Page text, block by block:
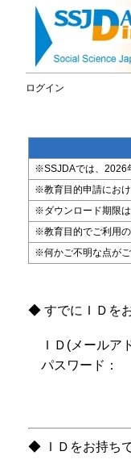
ログイン
※SSJDAでは、2026
※教育目的申請にお
※ダウンロード期限
※教育目的でご利用の
※何かご不明な点が
◆ すでにＩＤを
ＩＤ(メールア
パスワード：
◆ ＩＤをお持ち